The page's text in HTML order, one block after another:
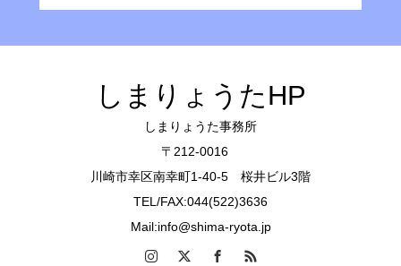
しまりょうたHP
しまりょうた事務所
〒212-0016
川崎市幸区南幸町1-40-5 桜井ビル3階
TEL/FAX:044(522)3636
Mail:info@shima-ryota.jp